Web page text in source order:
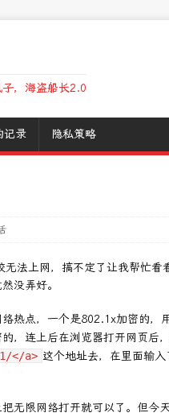
，海盗船长2.0
记录 隐私策略
法上网，搞不定了让我帮忙看
没弄好。
热点，一个是802.1x加密的，
，连上后在浏览器打开网页后
</a> 这个地址去，在里面输
无限网络打开就可以了。但今